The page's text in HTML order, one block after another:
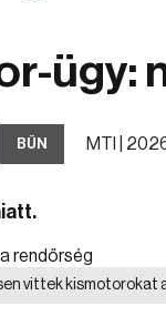
ügy:
BŰN MTI |
vittek kismotorokat